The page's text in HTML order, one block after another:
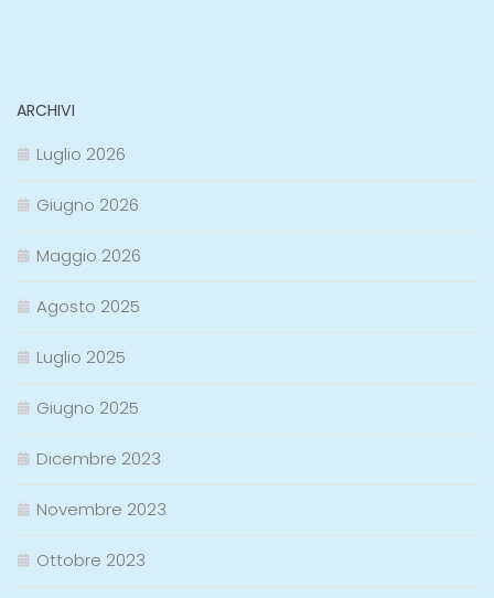
ARCHIVI
Luglio 2026
Giugno 2026
Maggio 2026
Agosto 2025
Luglio 2025
Giugno 2025
Dicembre 2023
Novembre 2023
Ottobre 2023